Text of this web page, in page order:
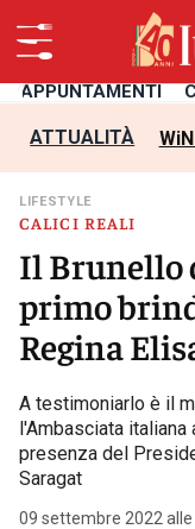
APPUNTAMENTI
ATTUALITÀ
CALICI REALI
LIFESTYLE
Il Brunello
primo
Regina
A testimoniarlo è il
l'Ambasciata italiana
presenza del
Saragat
09 settembre 2022 alle